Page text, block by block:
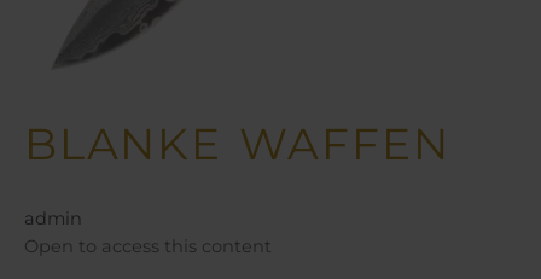
BLANKE WAFFEN
admin
Open to access this content